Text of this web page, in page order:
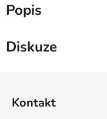
Popis
Diskuze
Kontakt